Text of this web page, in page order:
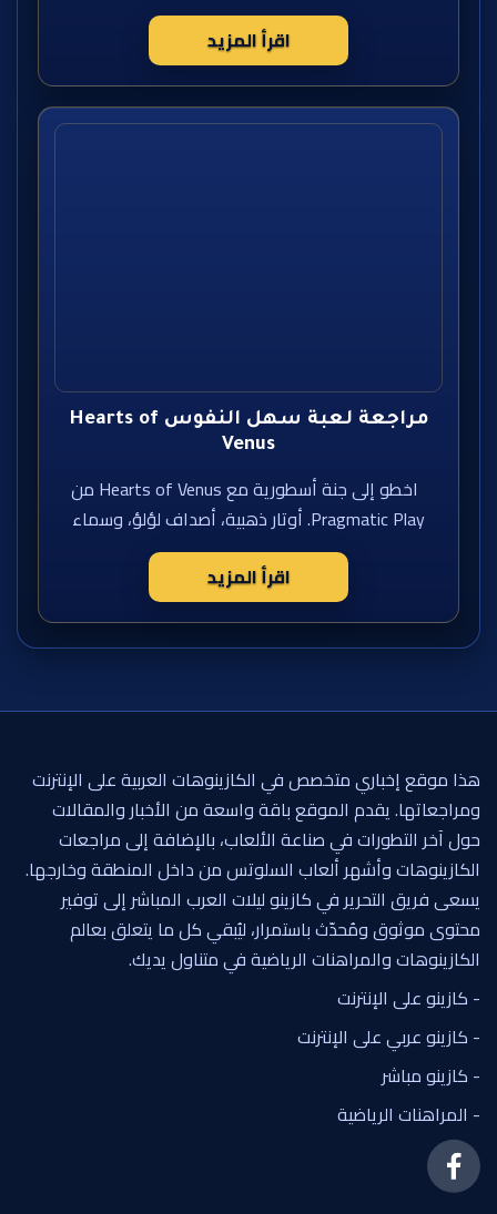
اقرأ المزيد
مراجعة لعبة سهل النفوس Hearts of
Venus
اخطو إلى جنة أسطورية مع Hearts of Venus من
Pragmatic Play. أوتار ذهبية، أصداف لؤلؤ، وسماء
اقرأ المزيد
هذا موقع إخباري متخصص في الكازينوهات العربية على الإنترنت
ومراجعاتها. يقدم الموقع باقة واسعة من الأخبار والمقالات
حول آخر التطورات في صناعة الألعاب، بالإضافة إلى مراجعات
الكازينوهات وأشهر ألعاب السلوتس من داخل المنطقة وخارجها.
يسعى فريق التحرير في كازينو ليلات العرب المباشر إلى توفير
محتوى موثوق ومُحدّث باستمرار، ليُبقي كل ما يتعلق بعالم
الكازينوهات والمراهنات الرياضية في متناول يديك.
- كازينو على الإنترنت
- كازينو عربي على الإنترنت
- كازينو مباشر
- المراهنات الرياضية